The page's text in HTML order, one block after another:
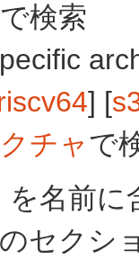
で検索
] [
チャで
を名前に
セクシ